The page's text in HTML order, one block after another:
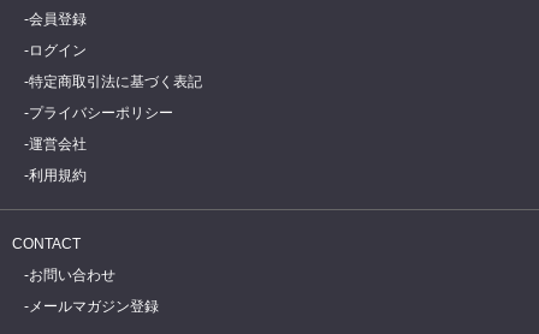
会員登録
ログイン
特定商取引法に基づく表記
プライバシーポリシー
運営会社
利用規約
CONTACT
お問い合わせ
メールマガジン登録